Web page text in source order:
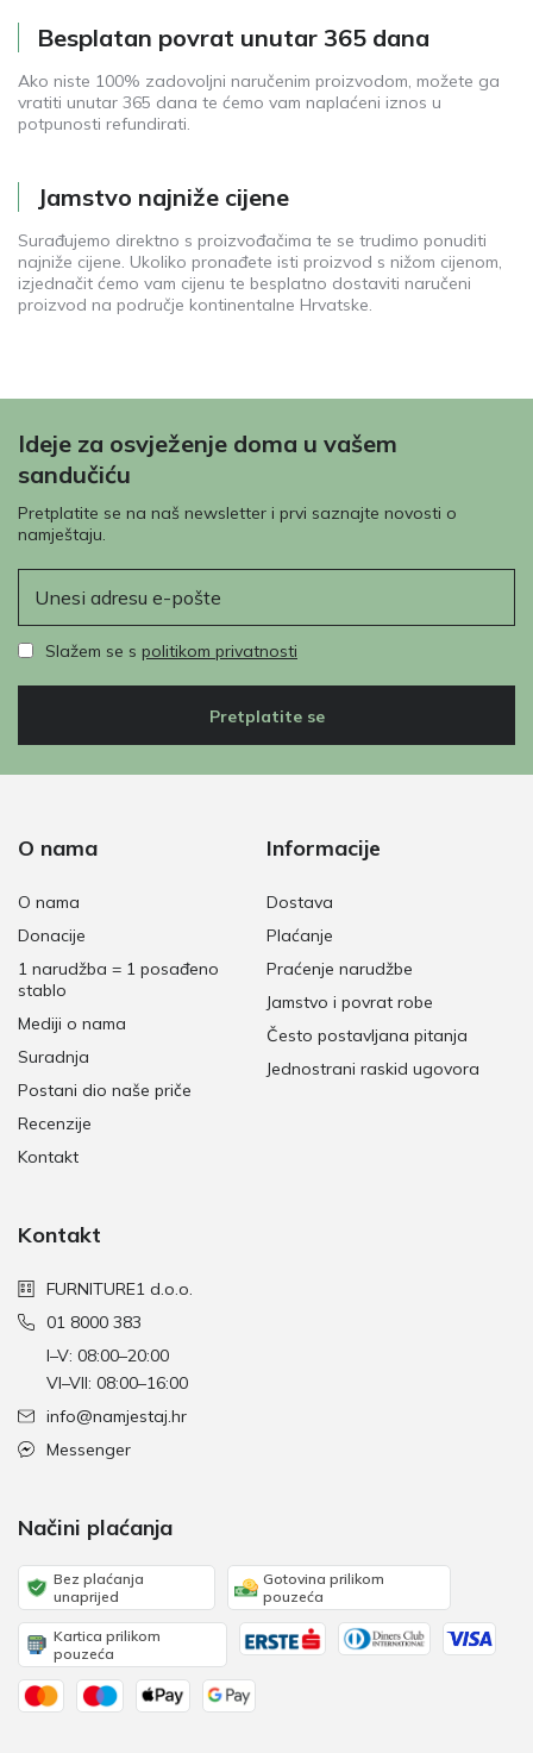
Besplatan povrat unutar 365 dana
Ako niste 100% zadovoljni naručenim proizvodom, možete ga
vratiti unutar 365 dana te ćemo vam naplaćeni iznos u
potpunosti refundirati.
Jamstvo najniže cijene
Surađujemo direktno s proizvođačima te se trudimo ponuditi
najniže cijene. Ukoliko pronađete isti proizvod s nižom cijenom,
izjednačit ćemo vam cijenu te besplatno dostaviti naručeni
proizvod na područje kontinentalne Hrvatske.
Ideje za osvježenje doma u vašem
sandučiću
Pretplatite se na naš newsletter i prvi saznajte novosti o
namještaju.
Slažem se s politikom privatnosti
Pretplatite se
O nama
O nama
Donacije
1 narudžba = 1 posađeno
stablo
Mediji o nama
Suradnja
Postani dio naše priče
Recenzije
Kontakt
Informacije
Dostava
Plaćanje
Praćenje narudžbe
Jamstvo i povrat robe
Često postavljana pitanja
Jednostrani raskid ugovora
Kontakt
FURNITURE1 d.o.o.
01 8000 383
I–V: 08:00–20:00
VI–VII: 08:00–16:00
info@namjestaj.hr
Messenger
Načini plaćanja
Bez plaćanja
unaprijed
Gotovina prilikom
pouzeća
Kartica prilikom
pouzeća